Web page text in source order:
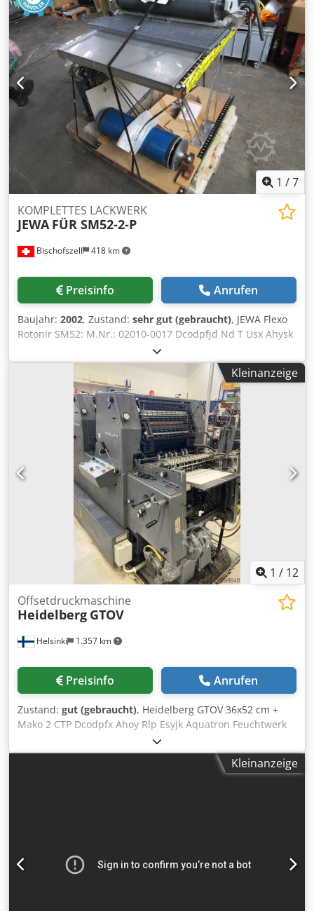
1 /7
Bischofszell 418 km
KOMPLETTES LACKWERK
JEWA FÜR SM52-2-P
Preisinfo Anrufen
Baujahr: 2002, Zustand: sehr gut (gebraucht), JEWA Flexo
Rotonir SM52: M.Nr.: 02010-0017 Dcodpfjd Nd T Usx Ahysk
BALDWIN: Typ: FK-1-500 // Serien Nr.: 151166 // Art.- Nr:
150.01.0001
Kleinanzeige
1 / 12
Helsinki 1.357 km
Offsetdruckmaschine
Heidelberg GTOV
Preisinfo Anrufen
Zustand: gut (gebraucht), Heidelberg GTOV 36x52 cm +
Mako 2 CTP Dcodpfx Ahoy Rlp Esyjk Aquatron Feuchtwerk
Kleinanzeige